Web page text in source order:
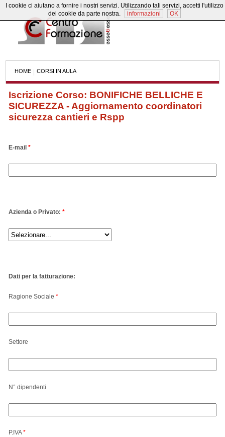
HOME CORSI IN AULA
Iscrizione Corso: BONIFICHE BELLICHE E
SICUREZZA - Aggiornamento coordinatori
sicurezza cantieri e Rspp
E-mail*
Azienda o Privato:*
Dati per la fatturazione:
Ragione Sociale *
Settore
N° dipendenti
P.IVA*
I cookie ci aiutano a fornire i nostri servizi. Utilizzando tali servizi, accetti l'utilizzo
dei cookie da parte nostra.
informazioni OK